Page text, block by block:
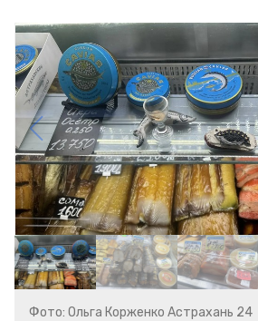
Фото: Ольга Корженко Астрахань 24